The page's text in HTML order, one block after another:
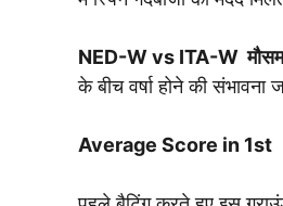
NED-W vs ITA-W
के बीच वर्षा होने की संभावना
Average Score in